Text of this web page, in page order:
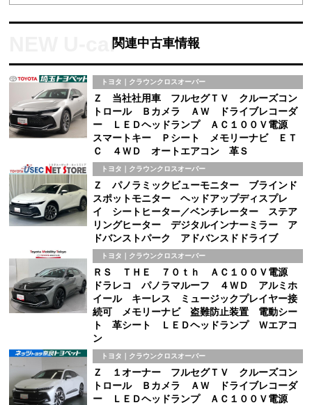
関連中古車情報
トヨタ｜クラウンクロスオーバー
Ｚ 当社社用車 フルセグＴＶ クルーズコン
トロール Ｂカメラ ＡＷ ドライブレコーダ
ー ＬＥＤヘッドランプ ＡＣ１００Ｖ電源
スマートキー Ｐシート メモリーナビ ＥＴ
Ｃ ４ＷＤ オートエアコン 革Ｓ
トヨタ｜クラウンクロスオーバー
Ｚ パノラミックビューモニター ブラインド
スポットモニター ヘッドアップディスプレ
イ シートヒーター／ベンチレーター ステア
リングヒーター デジタルインナーミラー ア
ドバンストパーク アドバンスドドライブ
トヨタ｜クラウンクロスオーバー
ＲＳ ＴＨＥ ７０ｔｈ ＡＣ１００Ｖ電源
ドラレコ パノラマルーフ ４ＷＤ アルミホ
イール キーレス ミュージックプレイヤー接
続可 メモリーナビ 盗難防止装置 電動シー
ト 革シート ＬＥＤヘッドランプ Ｗエアコ
ン
トヨタ｜クラウンクロスオーバー
Ｚ １オーナー フルセグＴＶ クルーズコン
トロール Ｂカメラ ＡＷ ドライブレコーダ
ー ＬＥＤヘッドランプ ＡＣ１００Ｖ電源